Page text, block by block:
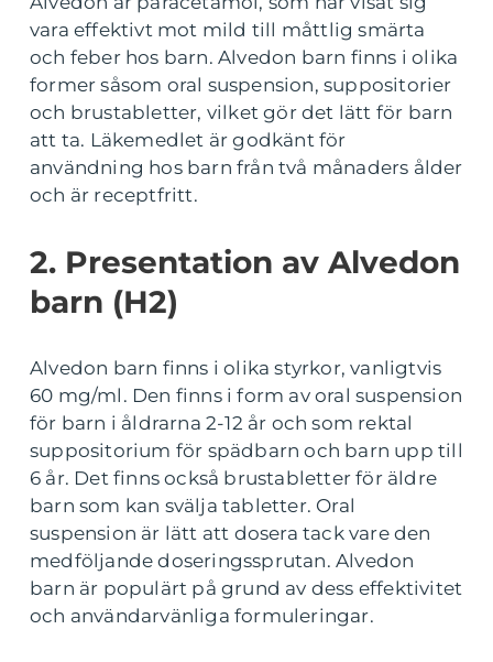
vara effektivt mot mild till måttlig smärta
och feber hos barn. Alvedon barn finns i olika
former såsom oral suspension, suppositorier
och brustabletter, vilket gör det lätt för barn
att ta. Läkemedlet är godkänt för
användning hos barn från två månaders ålder
och är receptfritt.
2. Presentation av Alvedon
barn (H2)
Alvedon barn finns i olika styrkor, vanligtvis
60 mg/ml. Den finns i form av oral suspension
för barn i åldrarna 2-12 år och som rektal
suppositorium för spädbarn och barn upp till
6 år. Det finns också brustabletter för äldre
barn som kan svälja tabletter. Oral
suspension är lätt att dosera tack vare den
medföljande doseringssprutan. Alvedon
barn är populärt på grund av dess effektivitet
och användarvänliga formuleringar.